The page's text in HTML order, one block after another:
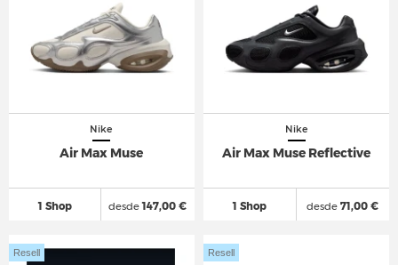
Nike
Air Max Muse
1 Shop desde147,00 €
Nike
Air Max Muse Reflective
1 Shop desde 71,00 €
Resell Resell